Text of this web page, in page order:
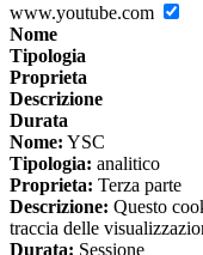
www.youtube.com
Nome
Tipologia
Proprieta
Descrizione
Durata
Nome: YSC
Tipologia: analitico
Proprieta: Terza parte
Descrizione: Questo
traccia delle
Durata: Sessione